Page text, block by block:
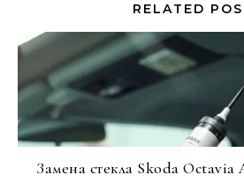
RELATED
Замена стекла Skoda Octavia